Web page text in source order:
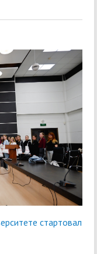
стартовал